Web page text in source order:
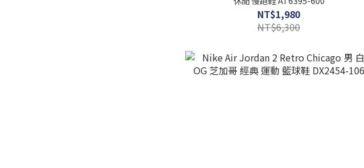
NT$1,980
NT$6,300